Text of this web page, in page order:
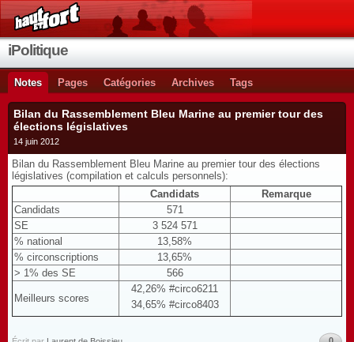
iPolitique
Notes Pages Catégories Archives Tags
Bilan du Rassemblement Bleu Marine au premier tour des
élections législatives
14 juin 2012
Bilan du Rassemblement Bleu Marine au premier tour des élections
législatives (compilation et calculs personnels):
Candidats
Remarque
Candidats
571
SE
3 524 571
% national
13,58%
% circonscriptions
13,65%
> 1% des SE
566
Meilleurs scores
42,26% #circo6211
34,65% #circo8403